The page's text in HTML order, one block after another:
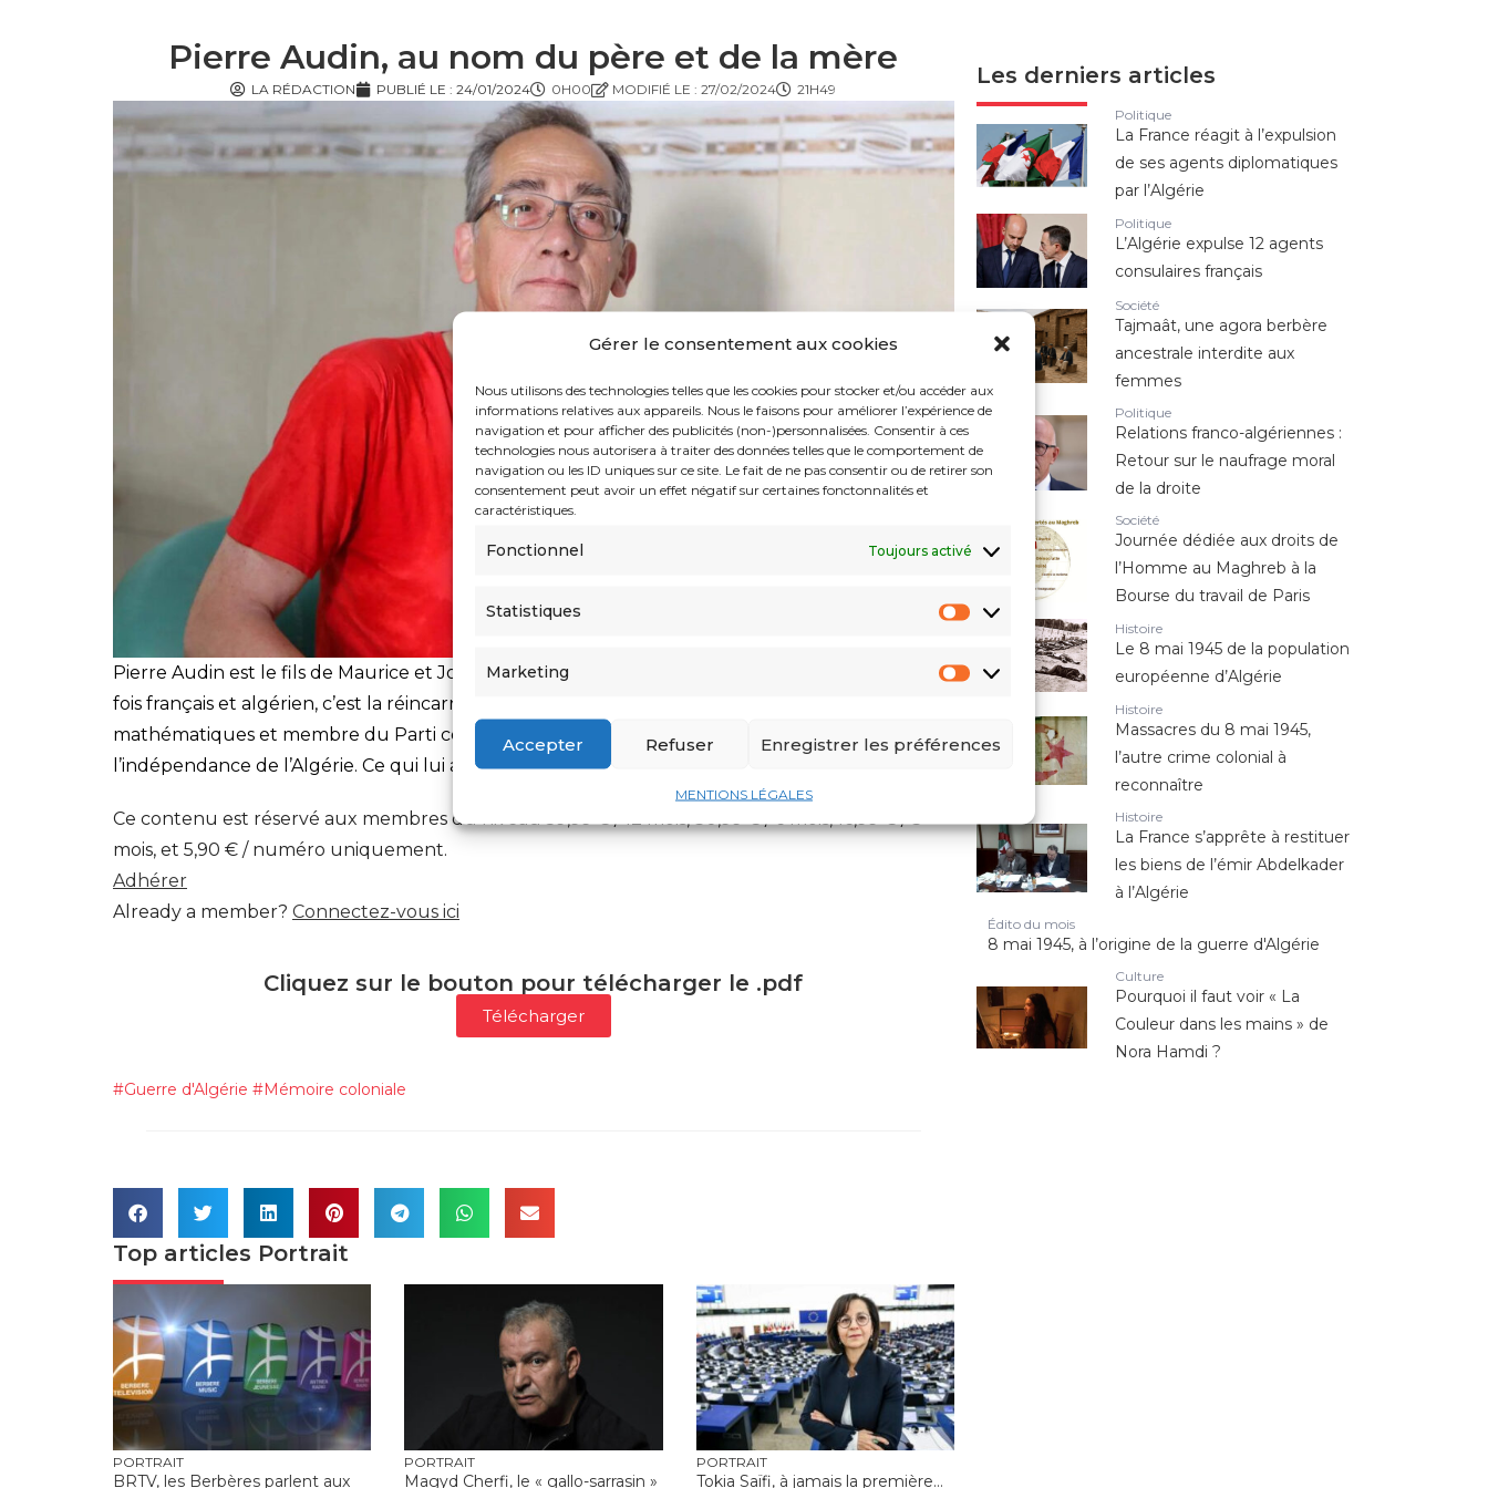
Gérer le consentement aux cookies
Nous utilisons des technologies telles que les cookies pour stocker et/ou accéder aux
informations relatives aux appareils. Nous le faisons pour améliorer l’expérience de
navigation et pour afficher des publicités (non-)personnalisées. Consentir à ces
technologies nous autorisera à traiter des données telles que le comportement de
navigation ou les ID uniques sur ce site. Le fait de ne pas consentir ou de retirer son
consentement peut avoir un effet négatif sur certaines fonctonnalités et
caractéristiques.
Fonctionnel Toujours activé
Statistiques
Marketing
Accepter Refuser Enregistrer les préférences
MENTIONS LÉGALES
Pierre Audin, au nom du père et de la mère
LA RÉDACTION PUBLIÉ LE :24/01/2024 0H00 MODIFIÉ LE : 27/02/2024 21H49
Pierre Audin est le fils de Maurice et Josette Audin. Mathématicien et militant humaniste, à la
fois français et algérien, c’est la réincarnation de son père. Ce dernier, jeune professeur de
mathématiques et membre du Parti communiste algérien, a pris part à la lutte pour
l’indépendance de l’Algérie. Ce qui lui a valu d’être kidnappé,...
Ce contenu est réservé aux membres du niveau 59,99 € / 12 mois, 30,99 € / 6 mois, 16,99 € / 3
mois, et 5,90 € / numéro uniquement.
Adhérer
Already a member? Connectez-vous ici
Cliquez sur le bouton pour télécharger le .pdf
Télécharger
#Guerre d'Algérie #Mémoire coloniale
Top articles Portrait
PORTRAIT
BRTV, les Berbères parlent aux
PORTRAIT
Magyd Cherfi, le « gallo-sarrasin »
PORTRAIT
Tokia Saïfi, à jamais la première…
Les derniers articles
Politique
La France réagit à l’expulsion
de ses agents diplomatiques
par l’Algérie
Politique
L’Algérie expulse 12 agents
consulaires français
Société
Tajmaât, une agora berbère
ancestrale interdite aux
femmes
Politique
Relations franco-algériennes :
Retour sur le naufrage moral
de la droite
Société
Journée dédiée aux droits de
l’Homme au Maghreb à la
Bourse du travail de Paris
Histoire
Le 8 mai 1945 de la population
européenne d’Algérie
Histoire
Massacres du 8 mai 1945,
l’autre crime colonial à
reconnaître
Histoire
La France s’apprête à restituer
les biens de l’émir Abdelkader
à l’Algérie
Édito du mois
8 mai 1945, à l’origine de la guerre d'Algérie
Culture
Pourquoi il faut voir « La
Couleur dans les mains » de
Nora Hamdi ?